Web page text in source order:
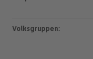
Volksgruppen